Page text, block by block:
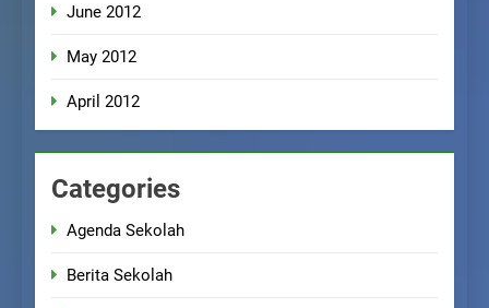
June 2012
May 2012
April 2012
Categories
Agenda Sekolah
Berita Sekolah